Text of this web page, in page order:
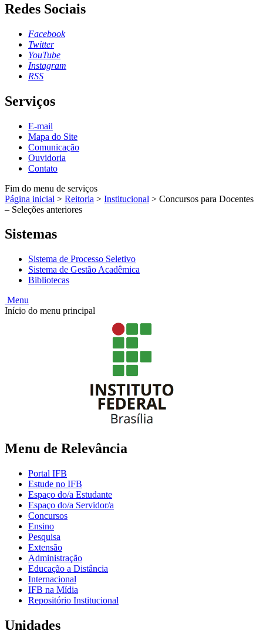
Redes Sociais
Facebook
Twitter
YouTube
Instagram
RSS
Serviços
E-mail
Mapa do Site
Comunicação
Ouvidoria
Contato
Fim do menu de serviços
Página inicial > Reitoria > Institucional > Concursos para Docentes
– Seleções anteriores
Sistemas
Sistema de Processo Seletivo
Sistema de Gestão Acadêmica
Bibliotecas
Menu
Início do menu principal
Menu de Relevância
Portal IFB
Estude no IFB
Espaço do/a Estudante
Espaço do/a Servidor/a
Concursos
Ensino
Pesquisa
Extensão
Administração
Educação a Distância
Internacional
IFB na Mídia
Repositório Institucional
Unidades